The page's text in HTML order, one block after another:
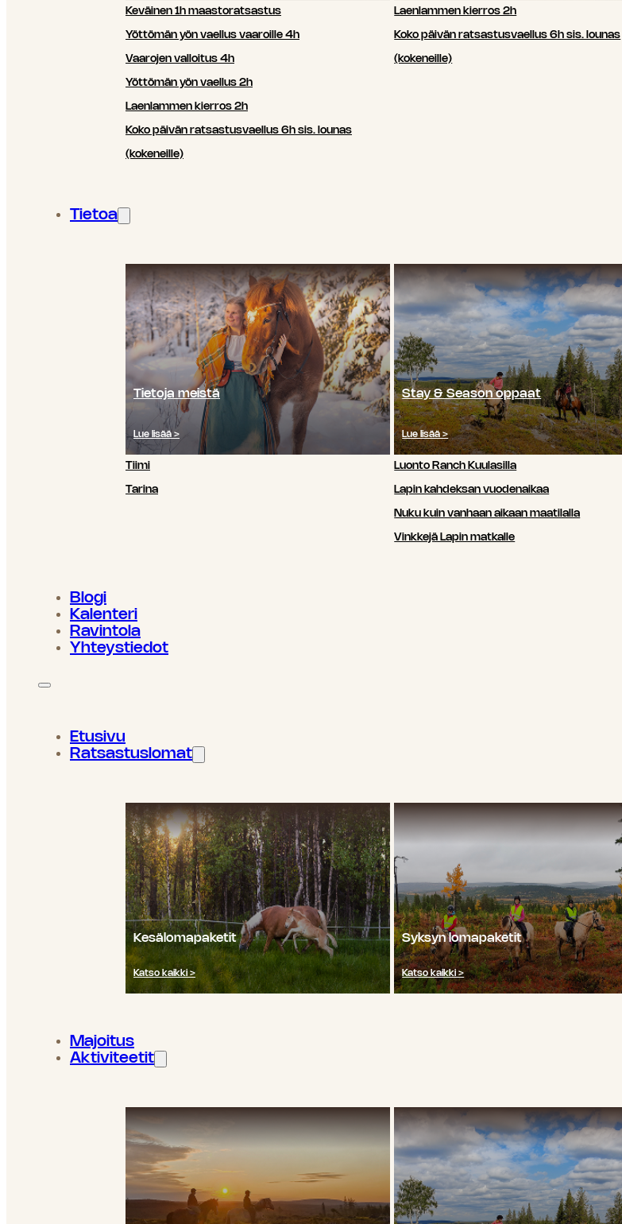
Keväinen 1h maastoratsastus
Yöttömän yön vaellus vaaroille 4h
Vaarojen valloitus 4h
Yöttömän yön vaellus 2h
Laenlammen kierros 2h
Koko päivän ratsastusvaellus 6h sis. lounas
(kokeneille)
Laenlammen kierros 2h
Koko päivän ratsastusvaellus 6h sis. lounas
(kokeneille)
Tietoa
Tietoja meistä
Lue lisää >
Tiimi
Tarina
Stay & Season oppaat
Lue lisää >
Luonto Ranch Kuulasilla
Lapin kahdeksan vuodenaikaa
Nuku kuin vanhaan aikaan maatilalla
Vinkkejä Lapin matkalle
Blogi
Kalenteri
Ravintola
Yhteystiedot
Etusivu
Ratsastuslomat
Kesälomapaketit
Katso kaikki >
Syksyn lomapaketit
Katso kaikki >
Majoitus
Aktiviteetit